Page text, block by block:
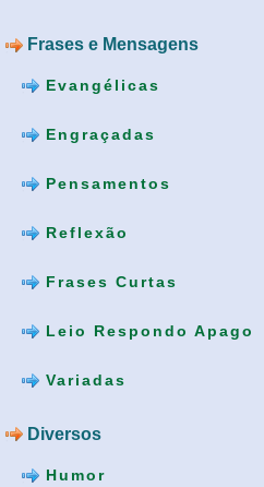
Frases e Mensagens
Evangélicas
Engraçadas
Pensamentos
Reflexão
Frases Curtas
Leio Respondo Apago
Variadas
Diversos
Humor